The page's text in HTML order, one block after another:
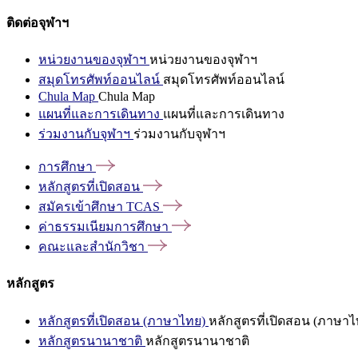
ติดต่อจุฬาฯ
หน่วยงานของจุฬาฯ หน่วยงานของจุฬาฯ
สมุดโทรศัพท์ออนไลน์ สมุดโทรศัพท์ออนไลน์
Chula Map Chula Map
แผนที่และการเดินทาง แผนที่และการเดินทาง
ร่วมงานกับจุฬาฯ ร่วมงานกับจุฬาฯ
การศึกษา
หลักสูตรที่เปิดสอน
สมัครเข้าศึกษา TCAS
ค่าธรรมเนียมการศึกษา
คณะและสำนักวิชา
หลักสูตร
หลักสูตรที่เปิดสอน (ภาษาไทย) หลักสูตรที่เปิดสอน (ภาษาไ
หลักสูตรนานาชาติ หลักสูตรนานาชาติ